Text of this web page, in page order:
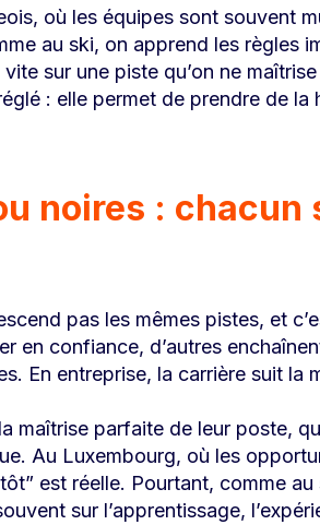
où les équipes sont souvent
au ski, on apprend les règles
sur une piste qu’on ne
: elle permet de prendre de
noires : chacun
pas les mêmes pistes, et
en confiance, d’autres
En entreprise, la carrière suit la
maîtrise parfaite de leur poste,
Au Luxembourg, où les
est réelle. Pourtant, comme
sur l’apprentissage,